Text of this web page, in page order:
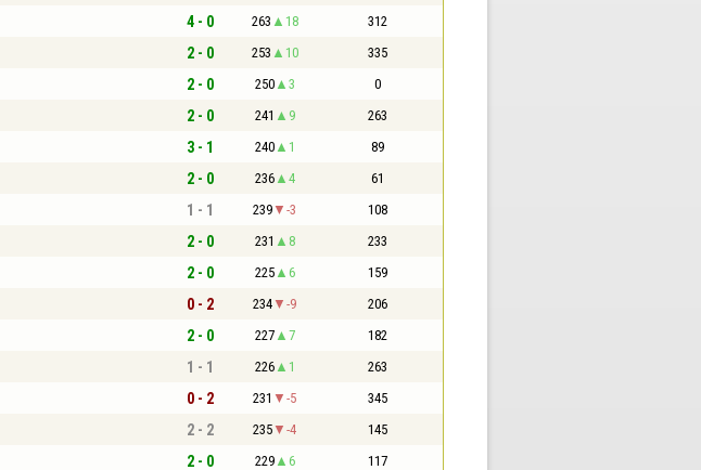
4 - 0 263 18 312
2 - 0 253 10 335
2 - 0 250 3 0
2 - 0 241 9 263
3 - 1 240 1 89
2 - 0 236 4 61
1 - 1 239 -3 108
2 - 0 231 8 233
2 - 0 225 6 159
0 - 2 234 -9 206
2 - 0 227 7 182
1 - 1 226 1 263
0 - 2 231 -5 345
2 - 2 235 -4 145
2 - 0 229 6 117